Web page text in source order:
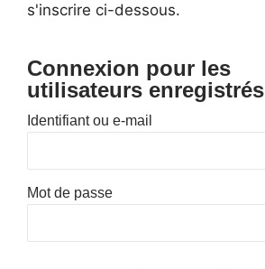
s'inscrire ci-dessous.
Connexion pour les
utilisateurs enregistrés
Identifiant ou e-mail
Mot de passe